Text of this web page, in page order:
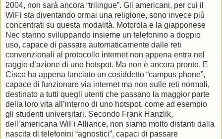
2004, non sarà ancora “trilingue”. Gli americani, per cui il
WiFi sta diventando ormai una religione, sono invece più
concentrati su questa modalità. Motorola e la giapponese
Nec stanno sviluppando insieme un telefonino a doppio
uso, capace di passare automaticamente dalle reti
convenzionali al protocollo internet non appena entra nel
raggio d’azione di uno hotspot. Ma non è ancora pronto. E
Cisco ha appena lanciato un cosiddetto “campus phone”,
capace di funzionare via internet ma non sulle reti normali,
destinato a tutti quegli utenti che passano la maggior parte
della loro vita all’interno di uno hotspot, come ad esempio
gli studenti universitari. Secondo Frank Hanzlik,
dell’americana WiFi Alliance, non siamo molto distanti dalla
nascita di telefonini “agnostici”, capaci di passare